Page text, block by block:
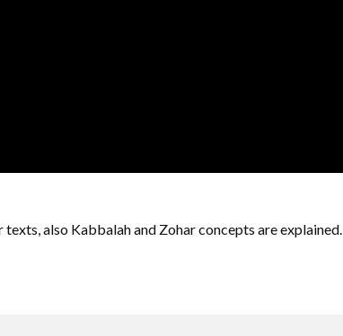
also Kabbalah and Zohar concepts are explained.